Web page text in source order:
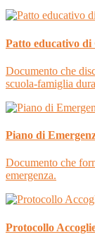
Patto educativo
Documento che
scuola-famiglia
Piano di
Documento che
emergenza.
Protocollo